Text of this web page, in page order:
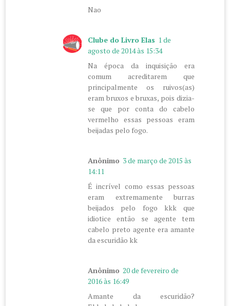
Nao
Clube do Livro Elas 1 de
agosto de 2014 às 15:34
Na época da inquisição era
comum acreditarem que
principalmente os ruivos(as)
eram bruxos e bruxas, pois dizia-
se que por conta do cabelo
vermelho essas pessoas eram
beijadas pelo fogo.
Anônimo 3 de março de 2015 às
14:11
É incrível como essas pessoas
eram extremamente burras
beijados pelo fogo kkk que
idiotice então se agente tem
cabelo preto agente era amante
da escuridão kk
Anônimo 20 de fevereiro de
2016 às 16:49
Amante da escuridão?